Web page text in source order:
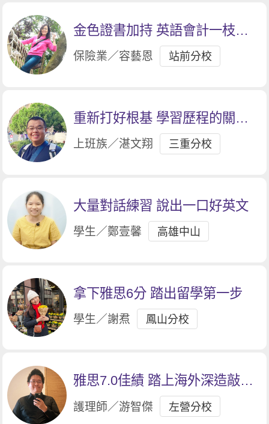
金色證書加持 英語會計一枝獨
秀
保險業／容藝恩 站前分校
重新打好根基 學習歷程的關鍵
轉折點。
上班族／湛文翔 三重分校
大量對話練習 說出一口好英文
學生／鄭壹馨 高雄中山
拿下雅思6分 踏出留學第一步
學生／謝焄 鳳山分校
雅思7.0佳績 踏上海外深造敲門
磚
護理師／游智傑 左營分校